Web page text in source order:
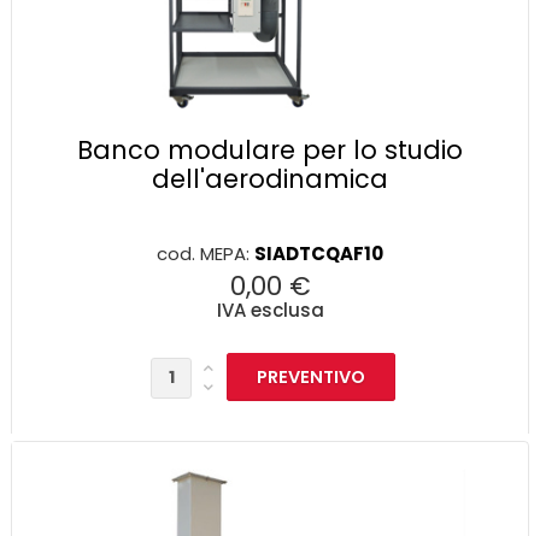
Banco modulare per lo studio
dell'aerodinamica
cod. MEPA: SIADTCQAF10
0,00 €
IVA esclusa